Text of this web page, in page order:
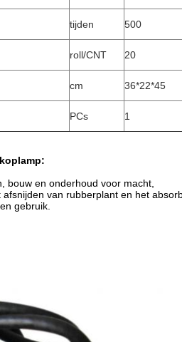
tijden 500
roll/CNT 20
cm 36*22*45
PCs 1
:
bouw en onderhoud voor macht,
van rubberplant en het
gebruik.